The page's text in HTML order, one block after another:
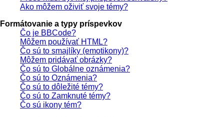
Ako môžem oživiť svoje témy?
Formátovanie a typy príspevkov
Čo je BBCode?
Môžem používať HTML?
Čo sú to smajlíky (emotikony)?
Môžem pridávať obrázky?
Čo sú to Globálne oznámenia?
Čo sú to Oznámenia?
Čo sú to dôležité témy?
Čo sú to Zamknuté témy?
Čo sú ikony tém?